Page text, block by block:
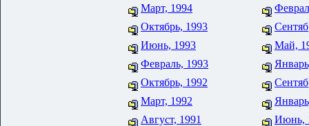
Март, 1994
Октябрь, 1993
Июнь, 1993
Май,
Февраль, 1993
Октябрь, 1992
Март, 1992
Август, 1991
Июнь,